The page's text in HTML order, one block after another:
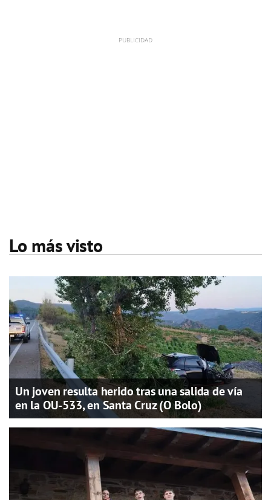
Lo más visto
Un joven resulta herido tras una salida de vía
en la OU-533, en Santa Cruz (O Bolo)